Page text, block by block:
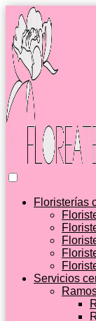
Floristerías
Servicios